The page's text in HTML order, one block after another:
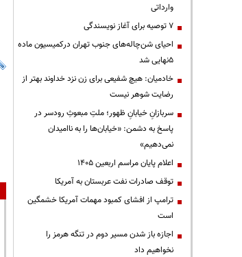
وارداتی
۷ توصیه برای آغاز نویسندگی
احیای شن‌چاله‌های جنوب تهران درکمیسیون ماده
۵نهایی شد
خادمیان: هیچ شفیعی برای زن نزد خداوند بهتر از
رضایت شوهر نیست
سربازانِ خیابانِ ظهور؛ ملتِ مبعوثِ رودسر در
پاسخ به دشمن: «خیابان‌ها را به ناامیدان
نمی‌دهیم»
اعلام پایان مراسم اربعین ۱۴۰۵
توقف صادرات نفت عربستان به آمریکا
ترامپ از افشای کمبود مهمات آمریکا خشمگین
است
اجازه باز شدن مسیر دوم در تنگه هرمز را
نخواهیم داد